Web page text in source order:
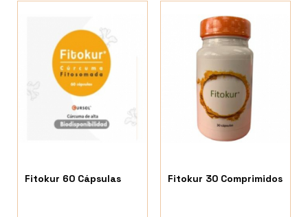
Fitokur 60 Cápsulas Fitokur 30 Comprimidos